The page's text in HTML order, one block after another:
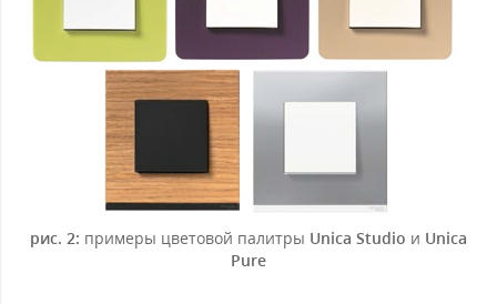
рис. 2: примеры цветовой палитры Unica Studio и Unica
Pure